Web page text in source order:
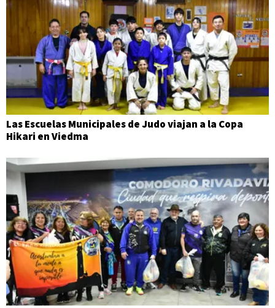
Las Escuelas Municipales de Judo viajan a la Copa
Hikari en Viedma